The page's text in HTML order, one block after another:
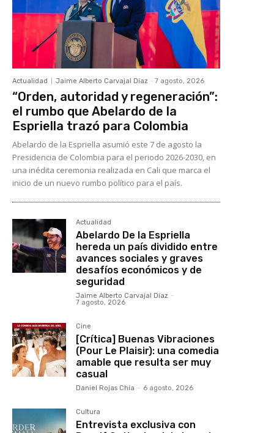
Actualidad Jaime Alberto Carvajal Díaz - 7 agosto, 2026
“Orden, autoridad y regeneración”:
el rumbo que Abelardo de la
Espriella trazó para Colombia
Abelardo de la Espriella asumió este 7 de agosto la
Presidencia de Colombia para el periodo 2026-2030, en
una inédita ceremonia realizada en Cali que marca el
inicio de un nuevo rumbo político para el país.
Actualidad
Abelardo De la Espriella
hereda un país dividido entre
avances sociales y graves
desafíos económicos y de
seguridad
Jaime Alberto Carvajal Díaz -
7 agosto, 2026
Cine
[Crítica] Buenas Vibraciones
(Pour Le Plaisir): una comedia
amable que resulta ser muy
casual
Daniel Rojas Chía - 6 agosto, 2026
Cultura
Entrevista exclusiva con